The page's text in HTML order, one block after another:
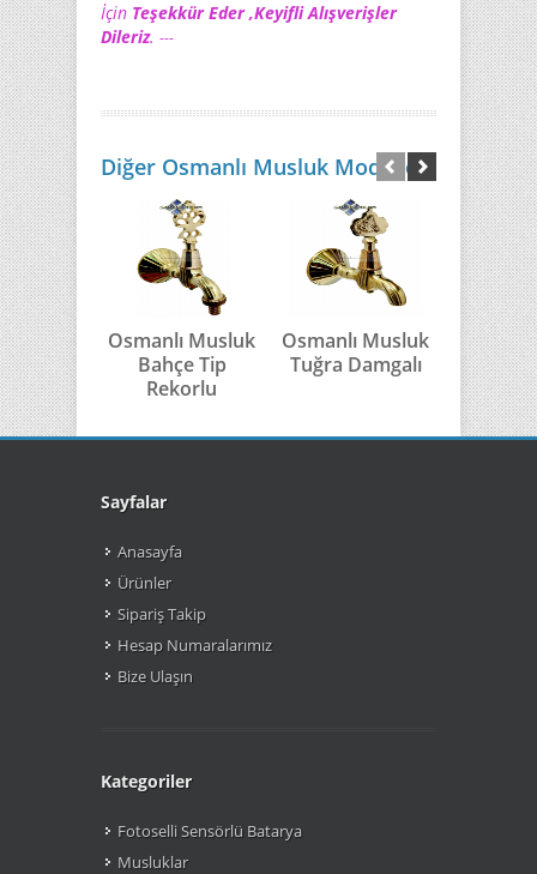
İçin Teşekkür Eder ,Keyifli Alışverişler
Dileriz. ---
Diğer Osmanlı Musluk Modelleri
Osmanlı Musluk
Bahçe Tip
Rekorlu
Osmanlı Musluk
Tuğra Damgalı
Kurt
Sayfalar
Anasayfa
Ürünler
Sipariş Takip
Hesap Numaralarımız
Bize Ulaşın
Kategoriler
Fotoselli Sensörlü Batarya
Musluklar